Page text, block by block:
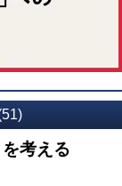
考える